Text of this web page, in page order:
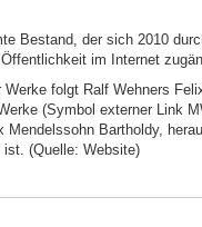
Bestand, der sich 2010
im Internet
Werke folgt Ralf Wehners
(Symbol externer Link
Mendelssohn Bartholdy,
ist. (Quelle: Website)